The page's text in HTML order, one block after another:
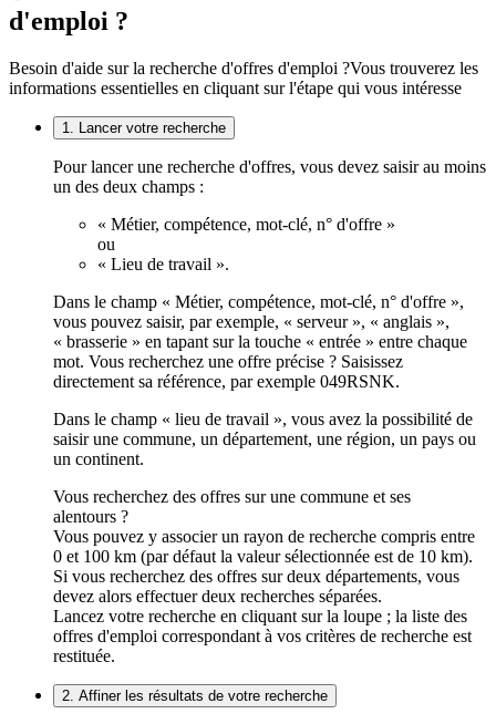
d'emploi ?
Besoin d'aide sur la recherche d'offres d'emploi ?Vous trouverez les
informations essentielles en cliquant sur l'étape qui vous intéresse
1. Lancer votre recherche
Pour lancer une recherche d'offres, vous devez saisir au moins
un des deux champs :
« Métier, compétence, mot-clé, n° d'offre »
ou
« Lieu de travail ».
Dans le champ « Métier, compétence, mot-clé, n° d'offre »,
vous pouvez saisir, par exemple, « serveur », « anglais »,
« brasserie » en tapant sur la touche « entrée » entre chaque
mot. Vous recherchez une offre précise ? Saisissez
directement sa référence, par exemple 049RSNK.
Dans le champ « lieu de travail », vous avez la possibilité de
saisir une commune, un département, une région, un pays ou
un continent.
Vous recherchez des offres sur une commune et ses
alentours ?
Vous pouvez y associer un rayon de recherche compris entre
0 et 100 km (par défaut la valeur sélectionnée est de 10 km).
Si vous recherchez des offres sur deux départements, vous
devez alors effectuer deux recherches séparées.
Lancez votre recherche en cliquant sur la loupe ; la liste des
offres d'emploi correspondant à vos critères de recherche est
restituée.
2. Affiner les résultats de votre recherche